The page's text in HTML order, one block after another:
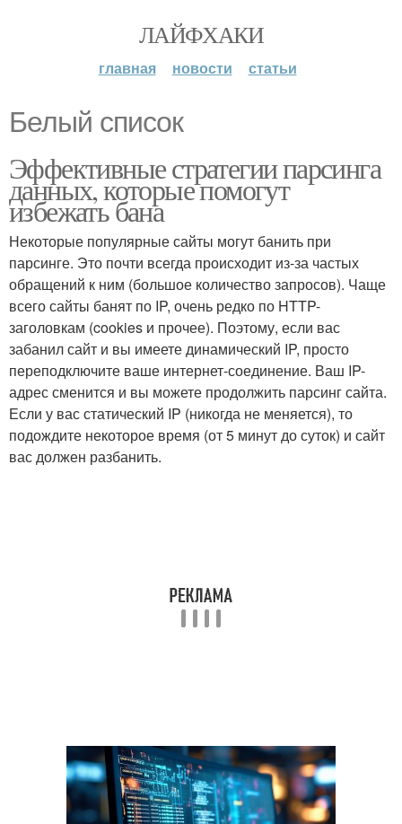
ЛАЙФХАКИ
главная новости статьи
Белый список
Эффективные стратегии парсинга
данных, которые помогут
избежать бана
Некоторые популярные сайты могут банить при
парсинге. Это почти всегда происходит из-за частых
обращений к ним (большое количество запросов). Чаще
всего сайты банят по IP, очень редко по HTTP-
заголовкам (cookies и прочее). Поэтому, если вас
забанил сайт и вы имеете динамический IP, просто
переподключите ваше интернет-соединение. Ваш IP-
адрес сменится и вы можете продолжить парсинг сайта.
Если у вас статический IP (никогда не меняется), то
подождите некоторое время (от 5 минут до суток) и сайт
вас должен разбанить.